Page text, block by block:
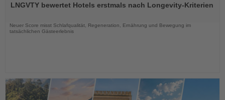
dieLNGVTY bewertet Hotels erstmals nach Longevity-Kriterien
Neuer Score misst Schlafqualität, Regeneration, Ernährung und Bewegung im
tatsächlichen Gästeerlebnis